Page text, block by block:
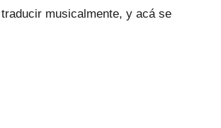
musicalmente, y acá se